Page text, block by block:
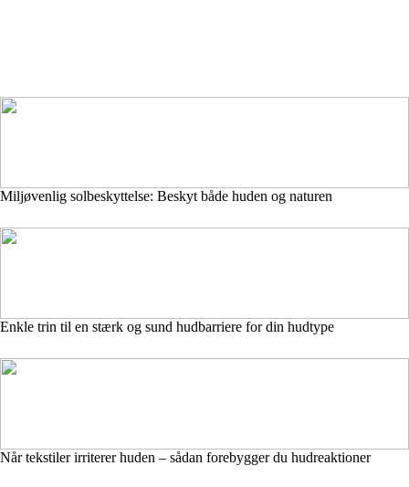
Miljøvenlig solbeskyttelse: Beskyt både huden og naturen
Enkle trin til en stærk og sund hudbarriere for din hudtype
Når tekstiler irriterer huden – sådan forebygger du hudreaktioner